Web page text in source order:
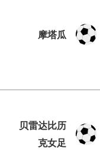
摩塔瓜
贝雷达比历
克女足